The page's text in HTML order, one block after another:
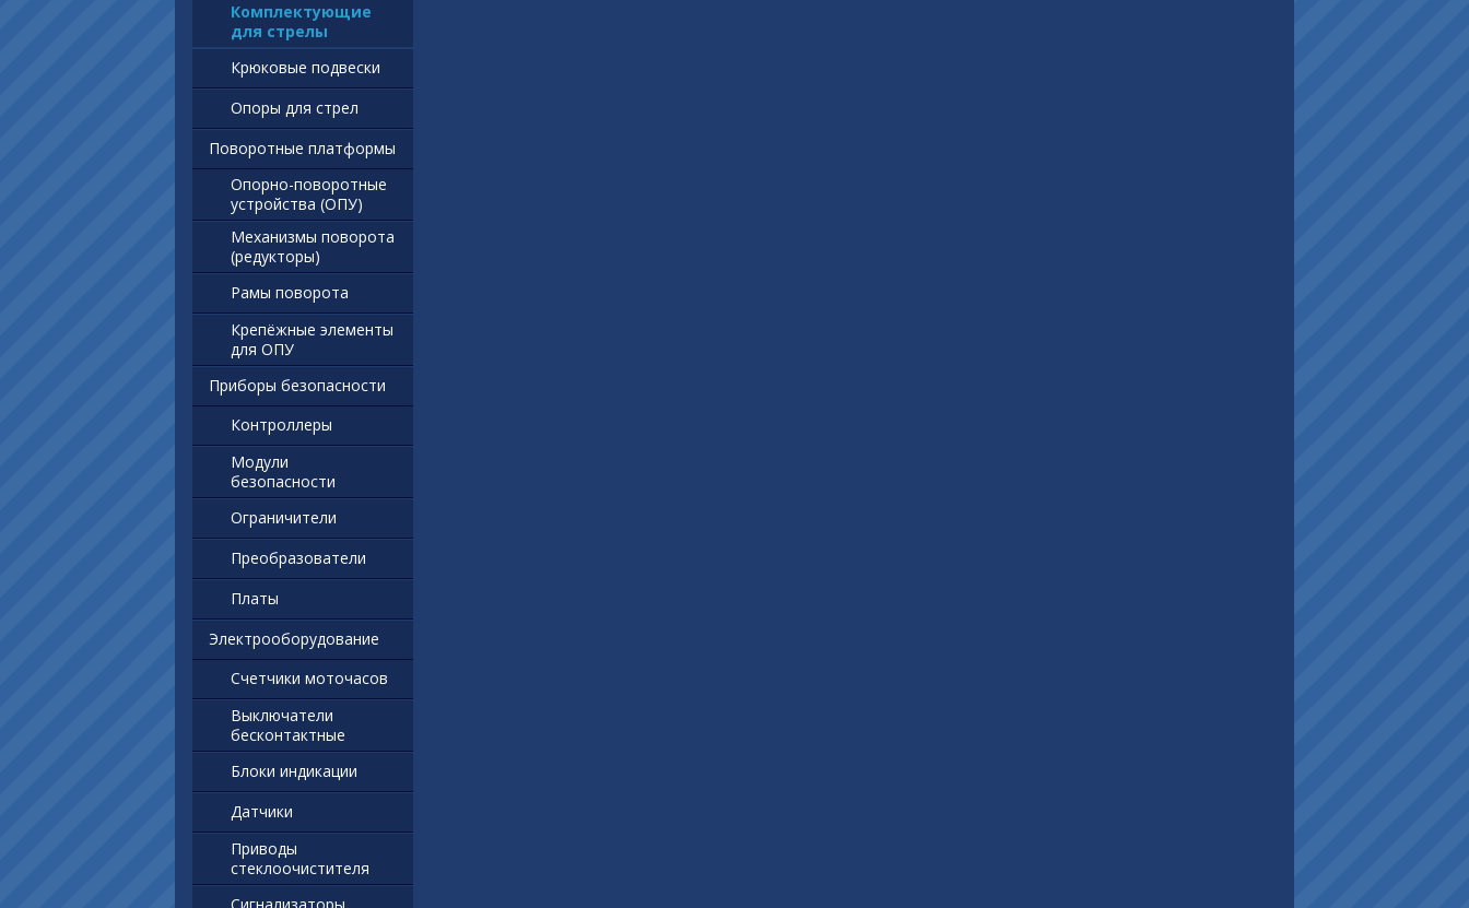
Комплектующие
для стрелы
Крюковые подвески
Опоры для стрел
Поворотные платформы
Опорно-поворотные
устройства (ОПУ)
Механизмы поворота
(редукторы)
Рамы поворота
Крепёжные элементы
для ОПУ
Приборы безопасности
Контроллеры
Модули
безопасности
Ограничители
Преобразователи
Платы
Электрооборудование
Счетчики моточасов
Выключатели
бесконтактные
Блоки индикации
Датчики
Приводы
стеклоочистителя